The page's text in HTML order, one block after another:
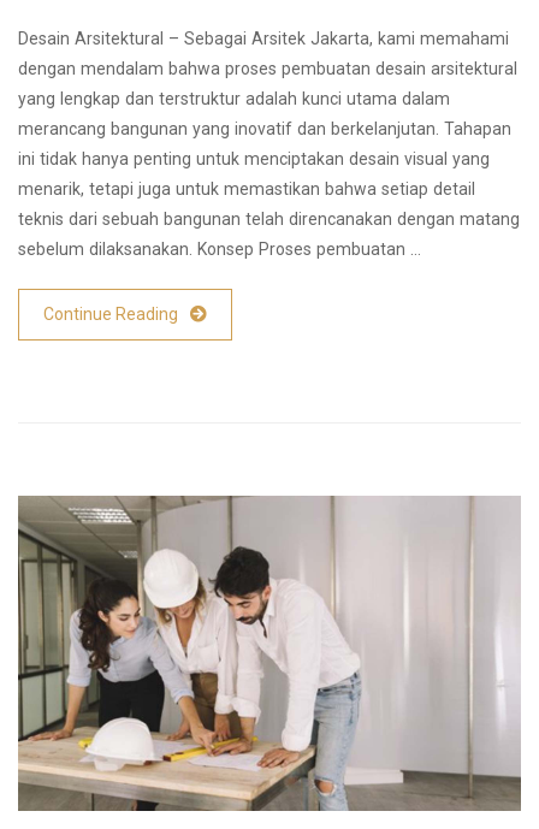
Desain Arsitektural – Sebagai Arsitek Jakarta, kami memahami
dengan mendalam bahwa proses pembuatan desain arsitektural
yang lengkap dan terstruktur adalah kunci utama dalam
merancang bangunan yang inovatif dan berkelanjutan. Tahapan
ini tidak hanya penting untuk menciptakan desain visual yang
menarik, tetapi juga untuk memastikan bahwa setiap detail
teknis dari sebuah bangunan telah direncanakan dengan matang
sebelum dilaksanakan. Konsep Proses pembuatan …
Continue Reading